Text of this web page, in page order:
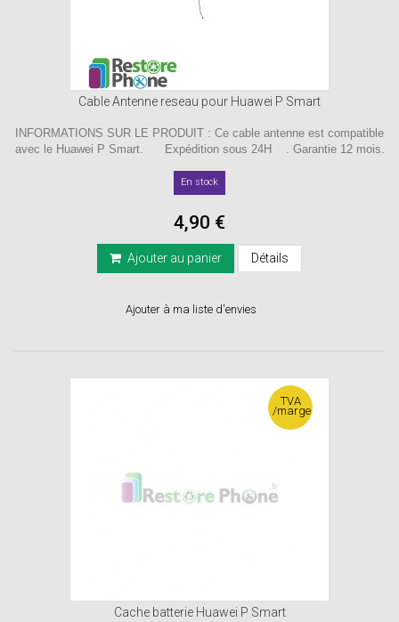
Cable Antenne reseau pour Huawei P Smart
INFORMATIONS SUR LE PRODUIT : Ce cable antenne est compatible
avec le Huawei P Smart. Expédition sous 24H . Garantie 12 mois.
En stock
4,90 €
Ajouter au panier Détails
Ajouter à ma liste d'envies
TVA
/marge
Cache batterie Huawei P Smart